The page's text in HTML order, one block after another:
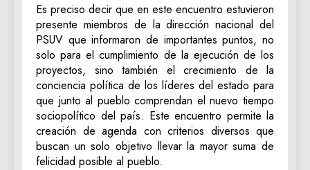
Es preciso decir que en este encuentro estuvieron
presente miembros de la dirección nacional del
PSUV que informaron de importantes puntos, no
solo para el cumplimiento de la ejecución de los
proyectos, sino también el crecimiento de la
conciencia política de los líderes del estado para
que junto al pueblo comprendan el nuevo tiempo
sociopolítico del país. Este encuentro permite la
creación de agenda con criterios diversos que
buscan un solo objetivo llevar la mayor suma de
felicidad posible al pueblo.